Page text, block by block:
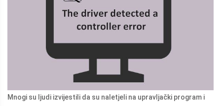
Mnogi su ljudi izvijestili da su naletjeli na upravljački program i